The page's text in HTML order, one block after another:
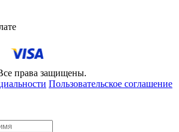
права защищены.
Пользовательское соглашение